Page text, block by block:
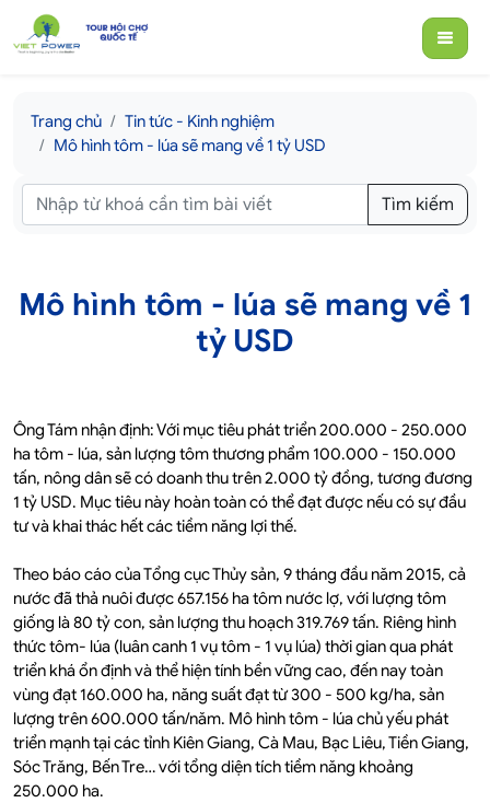
Trang chủ
Tin tức - Kinh nghiệm
Mô hình tôm - lúa sẽ mang về 1 tỷ USD
Tìm kiếm
Mô hình tôm - lúa sẽ mang về 1
tỷ USD
Ông Tám nhận định: Với mục tiêu phát triển 200.000 - 250.000
ha tôm - lúa, sản lượng tôm thương phẩm 100.000 - 150.000
tấn, nông dân sẽ có doanh thu trên 2.000 tỷ đồng, tương đương
1 tỷ USD. Mục tiêu này hoàn toàn có thể đạt được nếu có sự đầu
tư và khai thác hết các tiềm năng lợi thế.
Theo báo cáo của Tổng cục Thủy sản, 9 tháng đầu năm 2015, cả
nước đã thả nuôi được 657.156 ha tôm nước lợ, với lượng tôm
giống là 80 tỷ con, sản lượng thu hoạch 319.769 tấn. Riêng hình
thức tôm- lúa (luân canh 1 vụ tôm - 1 vụ lúa) thời gian qua phát
triển khá ổn định và thể hiện tính bền vững cao, đến nay toàn
vùng đạt 160.000 ha, năng suất đạt từ 300 - 500 kg/ha, sản
lượng trên 600.000 tấn/năm. Mô hình tôm - lúa chủ yếu phát
triển mạnh tại các tỉnh Kiên Giang, Cà Mau, Bạc Liêu, Tiền Giang,
Sóc Trăng, Bến Tre… với tổng diện tích tiềm năng khoảng
250.000 ha.